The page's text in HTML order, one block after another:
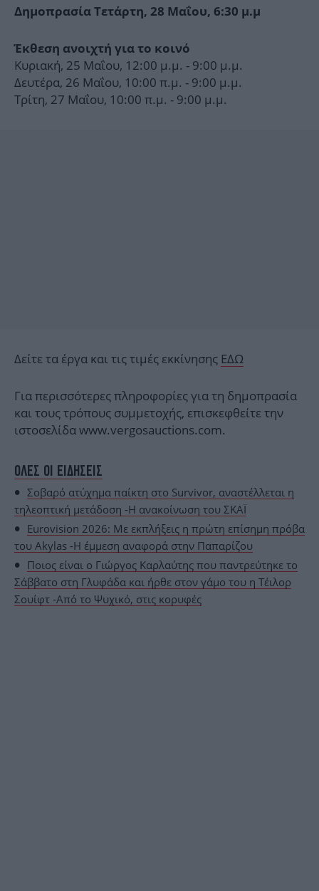
Δημοπρασία Τετάρτη, 28 Μαΐου, 6:30 μ.μ
Έκθεση ανοιχτή για το κοινό
Κυριακή, 25 Μαΐου, 12:00 μ.μ. - 9:00 μ.μ.
Δευτέρα, 26 Μαΐου, 10:00 π.μ. - 9:00 μ.μ.
Τρίτη, 27 Μαΐου, 10:00 π.μ. - 9:00 μ.μ.
Δείτε τα έργα και τις τιμές εκκίνησης ΕΔΩ
Για περισσότερες πληροφορίες για τη δημοπρασία
και τους τρόπους συμμετοχής, επισκεφθείτε την
ιστοσελίδα www.vergosauctions.com.
ΟΛΕΣ ΟΙ ΕΙΔΗΣΕΙΣ
Σοβαρό ατύχημα παίκτη στο Survivor, αναστέλλεται η
τηλεοπτική μετάδοση -Η ανακοίνωση του ΣΚΑΪ
Eurovision 2026: Με εκπλήξεις η πρώτη επίσημη πρόβα
του Akylas -Η έμμεση αναφορά στην Παπαρίζου
Ποιος είναι ο Γιώργος Καρλαύτης που παντρεύτηκε το
Σάββατο στη Γλυφάδα και ήρθε στον γάμο του η Τέιλορ
Σουίφτ -Από το Ψυχικό, στις κορυφές